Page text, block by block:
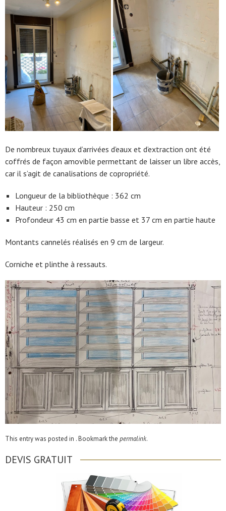
De nombreux tuyaux d’arrivées d’eaux et d’extraction ont été
coffrés de façon amovible permettant de laisser un libre accès,
car il s’agit de canalisations de copropriété.
Longueur de la bibliothèque : 362 cm
Hauteur : 250 cm
Profondeur 43 cm en partie basse et 37 cm en partie haute
Montants cannelés réalisés en 9 cm de largeur.
Corniche et plinthe à ressauts.
This entry was posted in . Bookmark the permalink.
DEVIS GRATUIT